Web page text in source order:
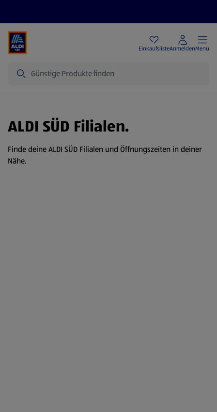
EinkaufslisteAnmeldenMenu
ALDI SÜD Filialen.
Finde deine ALDI SÜD Filialen und Öffnungszeiten in deiner
Nähe.